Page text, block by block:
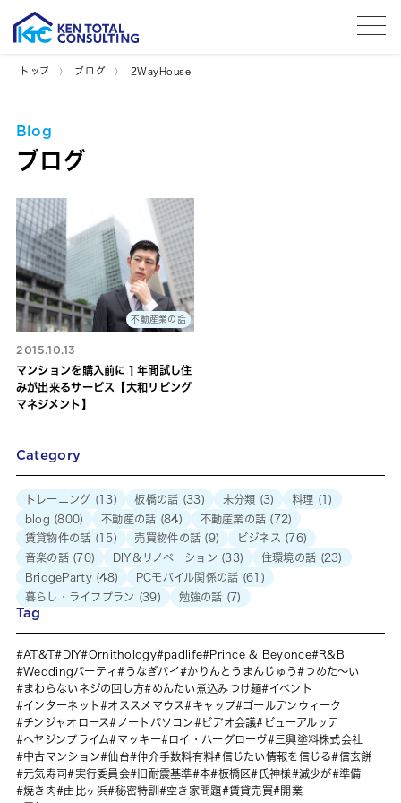
トップ ブログ 2WayHouse
Blog
ブログ
不動産業の話
2015.10.13
マンションを購入前に１年間試し住
みが出来るサービス【大和リビング
マネジメント】
Category
トレーニング (13) 板橋の話 (33) 未分類 (3) 料理 (1)
blog (800) 不動産の話 (84) 不動産業の話 (72)
賃貸物件の話 (15) 売買物件の話 (9) ビジネス (76)
音楽の話(70) DIY＆リノベーション (33) 住環境の話 (23)
BridgeParty(48) PCモバイル関係の話 (61)
暮らし・ライフプラン (39) 勉強の話 (7)
Tag
AT&T DIY Ornithology padlife Prince & Beyonce
R&B
Weddingパーティ
うなぎパイ かりんとうまんじゅう
つめた～い
まわらないネジの回し方
めんたい煮込みつけ麺
イベント
インターネット
オススメマウス キャップ
ゴールデンウィーク
チンジャオロース
ノートパソコン ビデオ会議
ビューアルッテ
ヘヤジンプライム
マッキー ロイ・ハーグローヴ
三興塗料株式会社
中古マンション
仙台 仲介手数料有料 信じたい情報を信じる
信玄餅
元気寿司
実行委員会 旧耐震基準 本 板橋区 氏神様 減少が
準備
焼き肉
由比ヶ浜 秘密特訓 空き家問題 賃貸売買
開業